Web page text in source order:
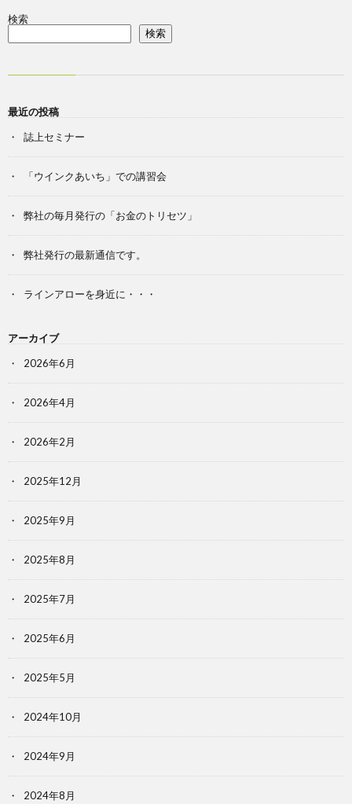
検索
検索
最近の投稿
誌上セミナー
「ウインクあいち」での講習会
弊社の毎月発行の「お金のトリセツ」
弊社発行の最新通信です。
ラインアローを身近に・・・
アーカイブ
2026年6月
2026年4月
2026年2月
2025年12月
2025年9月
2025年8月
2025年7月
2025年6月
2025年5月
2024年10月
2024年9月
2024年8月